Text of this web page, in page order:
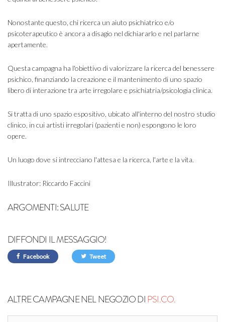
Nonostante questo, chi ricerca un aiuto psichiatrico e/o
psicoterapeutico è ancora a disagio nel dichiararlo e nel parlarne
apertamente.
Questa campagna ha l'obiettivo di valorizzare la ricerca del benessere
psichico, finanziando la creazione e il mantenimento di uno spazio
libero di interazione tra arte irregolare e psichiatria/psicologia clinica.
Si tratta di uno spazio espositivo, ubicato all'interno del nostro studio
clinico, in cui artisti irregolari (pazienti e non) espongono le loro
opere.
Un luogo dove si intrecciano l'attesa e la ricerca, l'arte e la vita.
Illustrator: Riccardo Faccini
ARGOMENTI:SALUTE
DIFFONDI IL MESSAGGIO!
Facebook Tweet
ALTRE CAMPAGNE NEL NEGOZIO DIPSI.CO.